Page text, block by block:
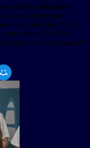
стильного
передовые
энергии (NEV)
индустрией NEV, и
участника глобальной